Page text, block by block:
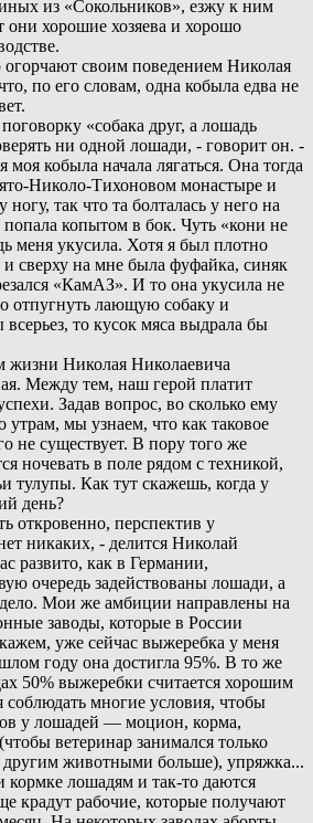
из «Сокольников», езжу к ним
они хорошие хозяева и хорошо
своим поведением Николая
по его словам, одна кобыла едва не
«собака друг, а лошадь
ни одной лошади, - говорит он. -
моя кобыла начала лягаться. Она тогда
Николо-Тихоновом монастыре и
так что та болталась у него на
копытом в бок. Чуть «кони не
меня укусила. Хотя я был плотно
и сверху на мне была фуфайка, синяк
«КамАЗ». И то она укусила не
отпугнуть лающую собаку и
то кусок мяса выдрала бы
жизни Николая Николаевича
Между тем, наш герой платит
Задав вопрос, во сколько ему
утрам, мы узнаем, что как таковое
не существует. В пору того же
ночевать в поле рядом с техникой,
тулупы. Как тут скажешь, когда у
день?
откровенно, перспектив у
никаких, - делится Николай
развито, как в Германии,
очередь задействованы лошади, а
Мои же амбиции направлены на
заводы, которые в России
уже сейчас выжеребка у меня
году она достигла 95%. В то же
50% выжеребки считается хорошим
соблюдать многие условия, чтобы
у лошадей — моцион, корма,
ветеринар занимался только
животными больше), упряжка...
кормке лошадям и так-то даются
крадут рабочие, которые получают